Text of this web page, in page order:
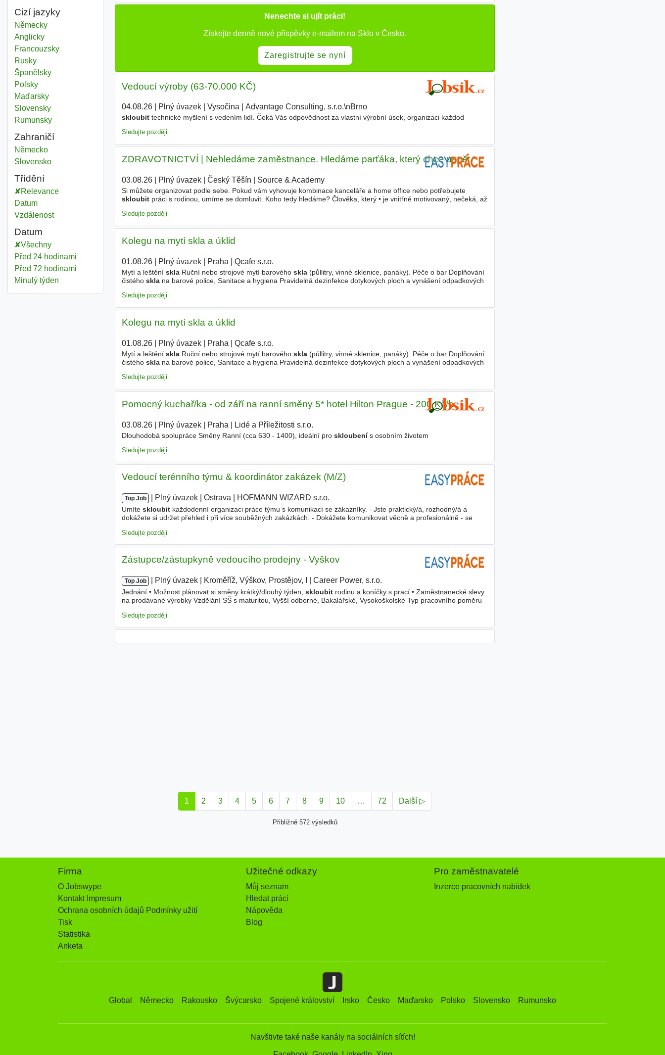
Cizí jazyky
Německy
Anglicky
Francouzsky
Rusky
Španělsky
Polsky
Maďarsky
Slovensky
Rumunsky
Zahraničí
Sklo
Německo
Sklo
Slovensko
Třídění
Relevance
Datum
Vzdálenost
Datum
Všechny
Před 24 hodinami
Před 72 hodinami
Minulý týden
Nenechte si ujít práci!
Získejte denně nové příspěvky e-mailem na Sklo v Česko.
Zaregistrujte se nyní
Vedoucí výroby (63-70.000 KČ)
04.08.26| Plný úvazek| Vysočina| Advantage Consulting, s.r.o.\nBrno
skloubittechnické myšlení s vedením lidí. Čeká Vás odpovědnost za vlastní výrobní úsek, organizaci každod
Sledujte později
ZDRAVOTNICTVÍ | Nehledáme zaměstnance. Hledáme parťáka, který chce uspět
03.08.26| Plný úvazek| Český Těšín Source & Academy|
Si můžete organizovat podle sebe. Pokud vám vyhovuje kombinace kanceláře a home office nebo potřebujete
skloubitpráci s rodinou, umíme se domluvit. Koho tedy hledáme? Člověka, který • je vnitřně motivovaný, nečeká, až
Sledujte později
Kolegu na mytí skla a úklid
01.08.26| Plný úvazek| Praha Qcafe s.r.o.
Mytí a leštění sklaRuční nebo strojové mytí barového skla(půllitry, vinné sklenice, panáky). Péče o bar Doplňování
čistého sklana barové police, Sanitace a hygiena Pravidelná dezinfekce dotykových ploch a vynášení odpadkových
Sledujte později
Kolegu na mytí skla a úklid
01.08.26| Plný úvazek| Praha Qcafe s.r.o.
Mytí a leštění sklaRuční nebo strojové mytí barového skla(půllitry, vinné sklenice, panáky). Péče o bar Doplňování
čistého sklana barové police, Sanitace a hygiena Pravidelná dezinfekce dotykových ploch a vynášení odpadkových
Sledujte později
Pomocný kuchař/ka - od září na ranní směny 5* hotel Hilton Prague - 200 Kč/h
03.08.26| Plný úvazek| Praha Lidé a Příležitosti s.r.o.
Dlouhodobá spolupráce Směny Ranní (cca 630 - 1400), ideální pro skloubenís osobním životem
Sledujte později
Vedoucí terénního týmu & koordinátor zakázek (M/Z)
Top Job Plný úvazek Ostrava HOFMANN WIZARD s.r.o.
Umíte skloubitkaždodenní organizaci práce týmu s komunikací se zákazníky. - Jste praktický/á, rozhodný/á a
dokážete si udržet přehled i při více souběžných zakázkách. - Dokážete komunikovat věcně a profesionálně - se
Sledujte později
Zástupce/zástupkyně vedoucího prodejny - Vyškov
Top Job Plný úvazek Kroměříž, Výškov, Prostějov, I Career Power, s.r.o.
Jednání • Možnost plánovat si směny krátký/dlouhý týden, skloubitrodinu a koníčky s prací • Zaměstnanecké slevy
na prodávané výrobky Vzdělání SŠ s maturitou, Vyšší odborné, Bakalářské, Vysokoškolské Typ pracovního poměru
Sledujte později
1 2 3 4 5 6 7 8 9 10 … 72 Další ▷
Přibližně 572 výsledků
Firma
O Jobswype
Kontakt Impresum
Ochrana osobních údajů Podmínky užití
Tisk
Statistika
Anketa
Užitečné odkazy
Můj seznam
Hledat práci
Nápověda
Blog
Pro zaměstnavatelé
Inzerce pracovních nabídek
Global Německo Rakousko Švýcarsko Spojené království Irsko Česko Maďarsko Polsko Slovensko Rumunsko
Navštivte také naše kanály na sociálních sítích!